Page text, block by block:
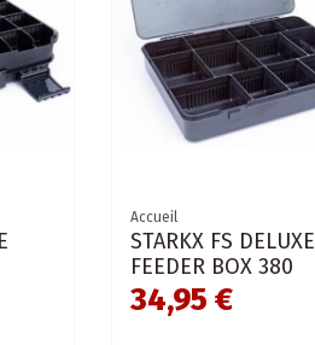
Accueil
STARKX FS DELUXE
FEEDER BOX 380
34,95 €